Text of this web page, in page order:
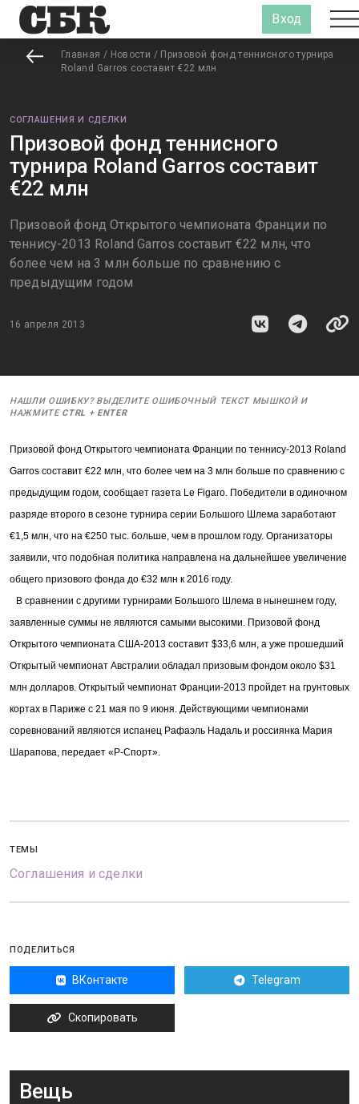
Вход
Главная / Новости / Призовой фонд теннисного турнира
Roland Garros составит €22 млн
СОГЛАШЕНИЯ И СДЕЛКИ
Призовой фонд теннисного
турнира Roland Garros составит
€22 млн
Призовой фонд Открытого чемпионата Франции по
теннису-2013 Roland Garros составит €22 млн, что
более чем на 3 млн больше по сравнению с
предыдущим годом
16 апреля 2013
НАШЛИ ОШИБКУ? ВЫДЕЛИТЕ ОШИБОЧНЫЙ ТЕКСТ МЫШКОЙ И
НАЖМИТЕ CTRL + ENTER
Призовой фонд Открытого чемпионата Франции по теннису-2013 Roland
Garros составит €22 млн, что более чем на 3 млн больше по сравнению с
предыдущим годом, сообщает газета Le Figaro. Победители в одиночном
разряде второго в сезоне турнира серии Большого Шлема заработают
€1,5 млн, что на €250 тыс. больше, чем в прошлом году. Организаторы
заявили, что подобная политика направлена на дальнейшее увеличение
общего призового фонда до €32 млн к 2016 году.
В сравнении с другими турнирами Большого Шлема в нынешнем году,
заявленные суммы не являются самыми высокими. Призовой фонд
Открытого чемпионата США-2013 составит $33,6 млн, а уже прошедший
Открытый чемпионат Австралии обладал призовым фондом около $31
млн долларов. Открытый чемпионат Франции-2013 пройдет на грунтовых
кортах в Париже с 21 мая по 9 июня. Действующими чемпионами
соревнований являются испанец Рафаэль Надаль и россиянка Мария
Шарапова, передает «Р-Спорт».
ТЕМЫ
Соглашения и сделки
ПОДЕЛИТЬСЯ
ВКонтакте Telegram
Скопировать
Вещь